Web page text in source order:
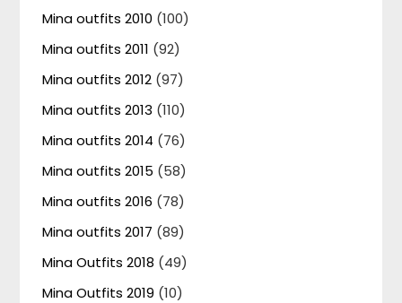
Mina outfits 2010 (100)
Mina outfits 2011 (92)
Mina outfits 2012 (97)
Mina outfits 2013 (110)
Mina outfits 2014 (76)
Mina outfits 2015 (58)
Mina outfits 2016 (78)
Mina outfits 2017 (89)
Mina Outfits 2018 (49)
Mina Outfits 2019 (10)